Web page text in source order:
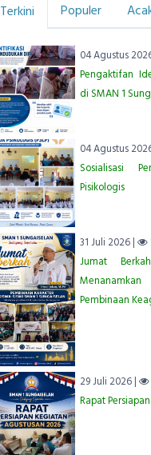
Terkini Populer
04 Agustus
Pengaktifan
di SMAN 1
04 Agustus
Sosialisasi
Pisikologis
31 Juli 2026 |
Jumat
Pembinaan
29 Juli 2026 |
Rapat